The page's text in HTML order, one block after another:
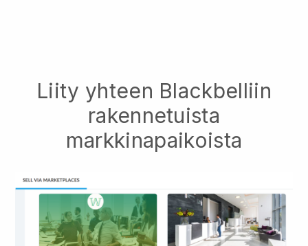
Liity yhteen Blackbelliin
rakennetuista
markkinapaikoista